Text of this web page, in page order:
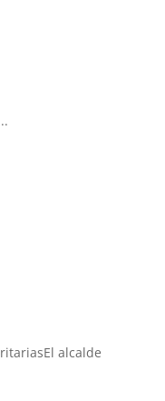
alcalde